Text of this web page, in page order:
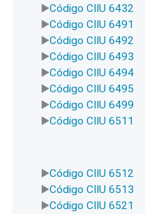
Código CIIU 6432
Código CIIU 6491
Código CIIU 6492
Código CIIU 6493
Código CIIU 6494
Código CIIU 6495
Código CIIU 6499
Código CIIU 6511
Código CIIU 6512
Código CIIU 6513
Código CIIU 6521